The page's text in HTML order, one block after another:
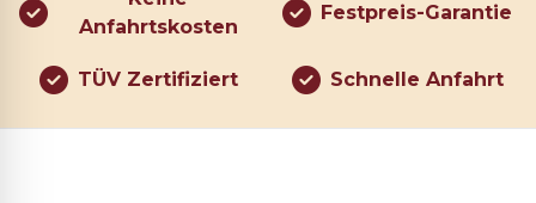
Anfahrtskosten
Festpreis-Garantie
TÜV Zertifiziert Schnelle Anfahrt